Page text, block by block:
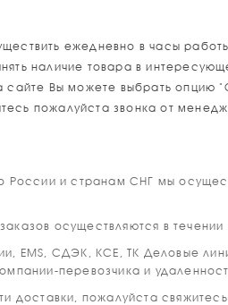
ежедневно в часы работы
наличие товара в
Вы можете выбрать опцию
пожалуйста звонка от
и странам СНГ мы
осуществляются в
EMS, СДЭК, КСЕ, ТК Деловые
перевозчика и
доставки, пожалуйста